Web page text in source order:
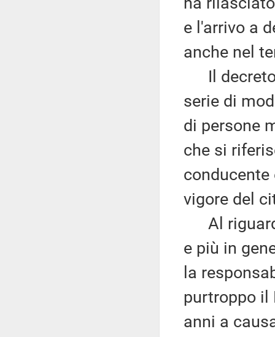
e l'arrivo a
anche nel
Il
serie di
di persone
che si
vigore del
Al
e più in
la
purtroppo il
anni a